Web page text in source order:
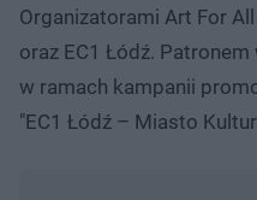
Organizatorami Art For All
oraz EC1 Łódź.
w ramach kampanii
"EC1 Łódź – Miasto